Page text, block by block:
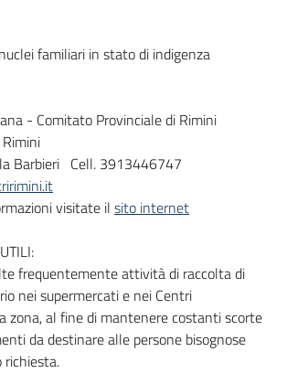
familiari in stato di indigenza
- Comitato Provinciale di Rimini
Barbieri Cell. 3913446747
visitate il sito internet
frequentemente attività di raccolta di
nei supermercati e nei Centri
zona, al fine di mantenere costanti scorte
da destinare alle persone bisognose
richiesta.